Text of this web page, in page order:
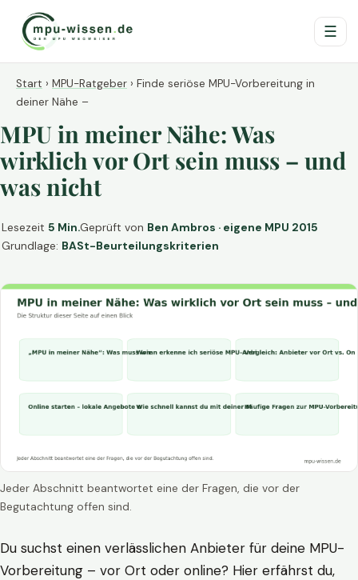
☰
Start › MPU-Ratgeber › Finde seriöse MPU-Vorbereitung in
deiner Nähe –
MPU in meiner Nähe: Was
wirklich vor Ort sein muss – und
was nicht
Lesezeit 5 Min.Geprüft von Ben Ambros · eigene MPU 2015
Grundlage: BASt-Beurteilungskriterien
Jeder Abschnitt beantwortet eine der Fragen, die vor der
Begutachtung offen sind.
Du suchst einen verlässlichen Anbieter für deine MPU-
Vorbereitung – vor Ort oder online? Hier erfährst du,